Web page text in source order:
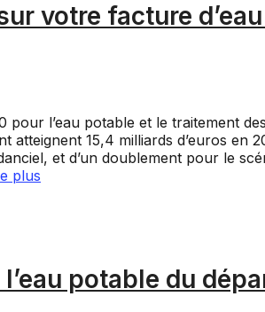
votre facture
pour l’eau potable et le traitement
atteignent 15,4 milliards d’euros en
et d’un doublement pour le
plus
potable du